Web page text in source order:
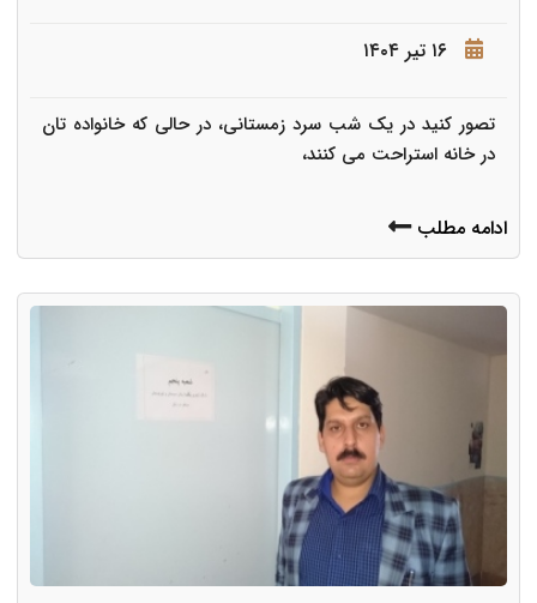
۱۶ تیر ۱۴۰۴
تصور کنید در یک شب سرد زمستانی، در حالی که خانواده تان
در خانه استراحت می کنند،
ادامه مطلب